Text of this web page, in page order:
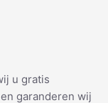
u gratis
garanderen wij